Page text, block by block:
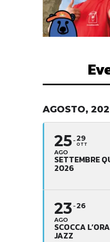
AGOSTO,
25
AGO
29
OTT
SETTEMBRE
2026
23
AGO
26
SCOCCA
JAZZ